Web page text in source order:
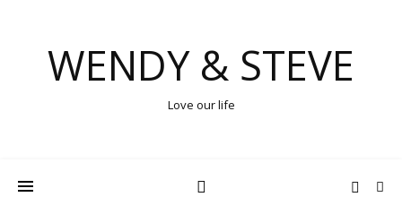
WENDY & STEVE
Love our life